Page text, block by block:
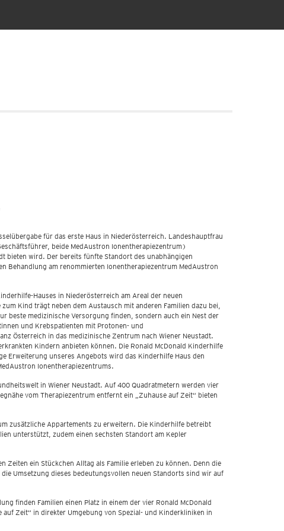
für das erste Haus in Niederösterreich. Landeshauptfrau
beide MedAustron Ionentherapiezentrum)
bieten wird. Der bereits fünfte Standort des unabhängigen
Behandlung am renommierten Ionentherapiezentrum MedAustron
Hauses in Niederösterreich am Areal der neuen
Kind trägt neben dem Austausch mit anderen Familien dazu bei,
beste medizinische Versorgung finden, sondern auch ein Nest der
und Krebspatienten mit Protonen- und
Österreich in das medizinische Zentrum nach Wiener Neustadt.
Kindern anbieten können. Die Ronald McDonald Kinderhilfe
Erweiterung unseres Angebots wird das Kinderhilfe Haus den
Ionentherapiezentrums.
in Wiener Neustadt. Auf 400 Quadratmetern werden vier
vom Therapiezentrum entfernt ein „Zuhause auf Zeit“ bieten
zusätzliche Appartements zu erweitern. Die Kinderhilfe betreibt
unterstützt, zudem einen sechsten Standort am Kepler
ein Stückchen Alltag als Familie erleben zu können. Denn die
Umsetzung dieses bedeutungsvollen neuen Standorts sind wir auf
finden Familien einen Platz in einem der vier Ronald McDonald
Zeit“ in direkter Umgebung von Spezial- und Kinderkliniken in